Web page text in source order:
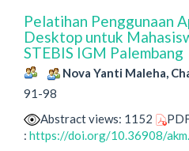
Pelatihan Penggunaan
Desktop untuk
STEBIS IGM Palembang
Nova Yanti Maleha,
91-98
Abstract views: 1152
: https://doi.org/10.36908/